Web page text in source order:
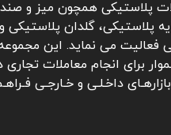
پلاستیکی همچون میز و
پلاستیکی، گلدان پلاستیکی
فعالیت می نماید. این
برای انجام معاملات تجاری
بازارهـای داخـلـی و خـارجـی